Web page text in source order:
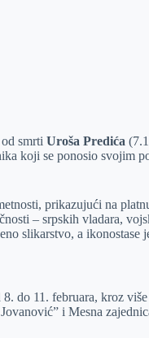
od smrtiUroša Predića
koji se ponosio svojim
prikazujući na
– srpskih vladara,
slikarstvo, a ikonostase
do 11. februara, kroz
i Mesna